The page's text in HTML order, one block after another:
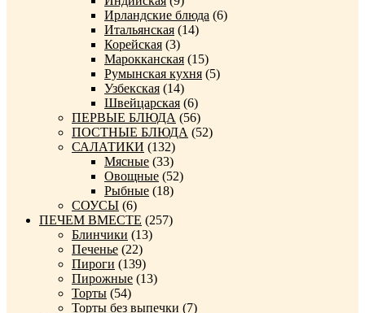
Ирландские блюда (6)
Итальянская (14)
Корейская (3)
Марокканская (15)
Румынская кухня (5)
Узбекская (14)
Швейцарская (6)
ПЕРВЫЕ БЛЮДА (56)
ПОСТНЫЕ БЛЮДА (52)
САЛАТИКИ (132)
Мясные (33)
Овощные (52)
Рыбные (18)
СОУСЫ (6)
ПЕЧЕМ ВМЕСТЕ (257)
Блинчики (13)
Печенье (22)
Пироги (139)
Пирожные (13)
Торты (54)
Торты без выпечки (7)